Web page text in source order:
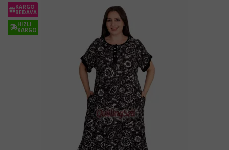
KARGO
BEDAVA
HIZLI
KARGO